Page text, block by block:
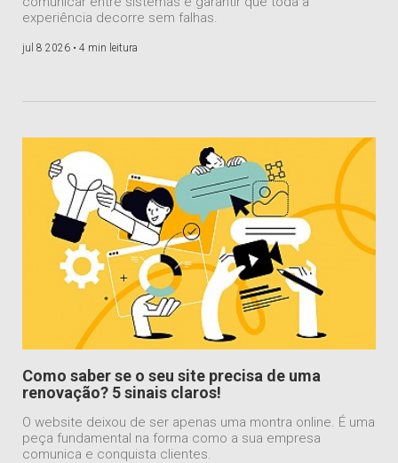
experiência decorre sem falhas.
jul 8 2026 • 4 min leitura
Como saber se o seu site precisa de uma
renovação? 5 sinais claros!
O website deixou de ser apenas uma montra online. É uma
peça fundamental na forma como a sua empresa
comunica e conquista clientes.